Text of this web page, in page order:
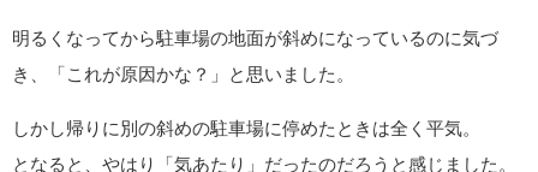
明るくなってから駐車場の地面が斜めになっているのに気づ
き、「これが原因かな？」と思いました。
しかし帰りに別の斜めの駐車場に停めたときは全く平気。
となると、やはり「気あたり」だったのだろうと感じました。